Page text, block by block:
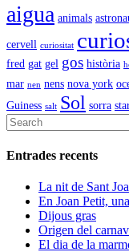
aigua animals
cervell curiositat
fred gat gel gos història
mar nen nens nova york
Guiness salt Sol sorra
Entrades recents
La nit de Sant
En Joan Petit,
Dijous gras
Origen del
El dia de la